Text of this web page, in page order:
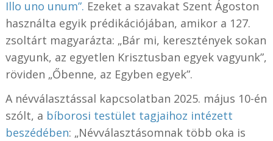
Illo uno unum”. Ezeket a szavakat Szent Ágoston
használta egyik prédikációjában, amikor a 127.
zsoltárt magyarázta: „Bár mi, keresztények sokan
vagyunk, az egyetlen Krisztusban egyek vagyunk”,
röviden „Őbenne, az Egyben egyek”.
A névválasztással kapcsolatban 2025. május 10-én
szólt, a bíborosi testület tagjaihoz intézett
beszédében: „Névválasztásomnak több oka is